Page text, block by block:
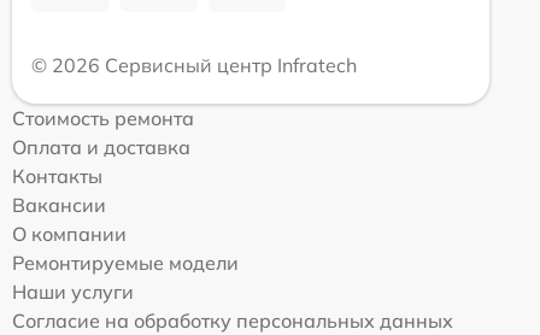
© 2026 Сервисный центр Infratech
Стоимость ремонта
Оплата и доставка
Контакты
Вакансии
О компании
Ремонтируемые модели
Наши услуги
Согласие на обработку персональных данных